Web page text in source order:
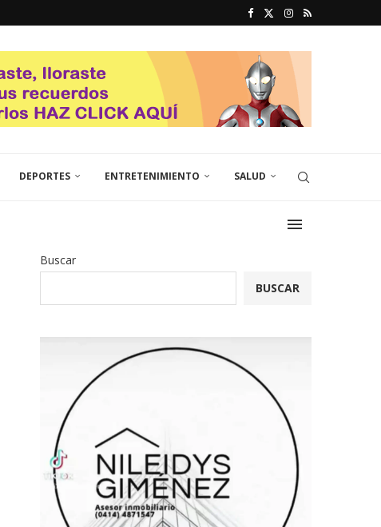
DEPORTES ENTRETENIMIENTO SALUD
Buscar
BUSCAR